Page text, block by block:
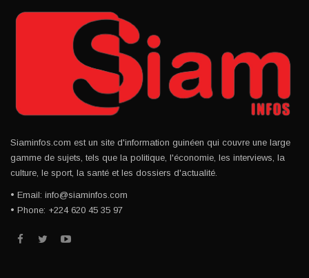
Siaminfos.com est un site d'information guinéen qui couvre une large
gamme de sujets, tels que la politique, l'économie, les interviews, la
culture, le sport, la santé et les dossiers d'actualité.
• Email: info@siaminfos.com
• Phone: +224 620 45 35 97